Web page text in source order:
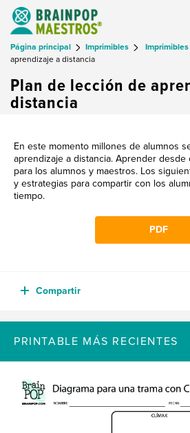
Página principal Imprimibles Imprimibles
aprendizaje a distancia
Plan de lección de
distancia
En este momento millones de alumnos
aprendizaje a distancia. Aprender
para los alumnos y maestros. Los
y estrategias para compartir con los
tiempo.
PDF
Compartir
PRINTABLE MÁS RECIENTES